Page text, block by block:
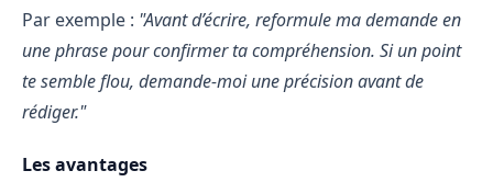
Par exemple : "Avant d’écrire, reformule ma demande en
une phrase pour confirmer ta compréhension. Si un point
te semble flou, demande-moi une précision avant de
rédiger."
Les avantages